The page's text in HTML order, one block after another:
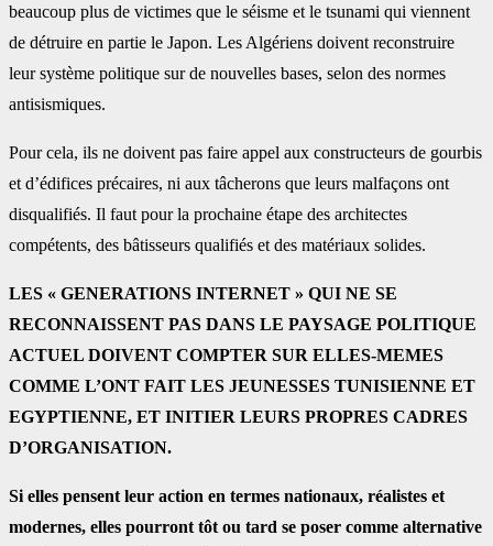
beaucoup plus de victimes que le séisme et le tsunami qui viennent
de détruire en partie le Japon. Les Algériens doivent reconstruire
leur système politique sur de nouvelles bases, selon des normes
antisismiques.
Pour cela, ils ne doivent pas faire appel aux constructeurs de gourbis
et d’édifices précaires, ni aux tâcherons que leurs malfaçons ont
disqualifiés. Il faut pour la prochaine étape des architectes
compétents, des bâtisseurs qualifiés et des matériaux solides.
LES « GENERATIONS INTERNET » QUI NE SE
RECONNAISSENT PAS DANS LE PAYSAGE POLITIQUE
ACTUEL DOIVENT COMPTER SUR ELLES-MEMES
COMME L’ONT FAIT LES JEUNESSES TUNISIENNE ET
EGYPTIENNE, ET INITIER LEURS PROPRES CADRES
D’ORGANISATION.
Si elles pensent leur action en termes nationaux, réalistes et
modernes, elles pourront tôt ou tard se poser comme alternative